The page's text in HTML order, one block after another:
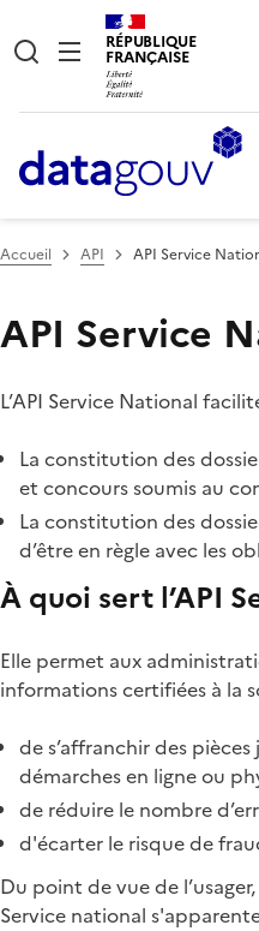
RÉPUBLIQUE
FRANÇAISE
Accueil API API Service
API Service
L’API Service National
La constitution des
et concours soumis au
La constitution des
d’être en règle avec les
À quoi sert l’API
Elle permet aux
informations certifiées à la
de s’affranchir des
démarches en ligne ou
de réduire le nombre
d'écarter le risque de
Du point de vue de
Service national